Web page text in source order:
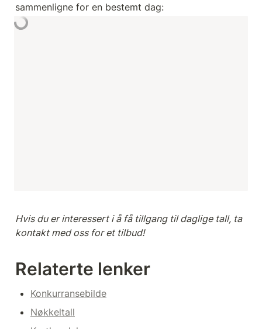
sammenligne for en bestemt dag:
Hvis du er interessert i å få tillgang til daglige tall, ta
kontakt med oss for et tilbud!
Relaterte lenker
Konkurransebilde
Nøkkeltall